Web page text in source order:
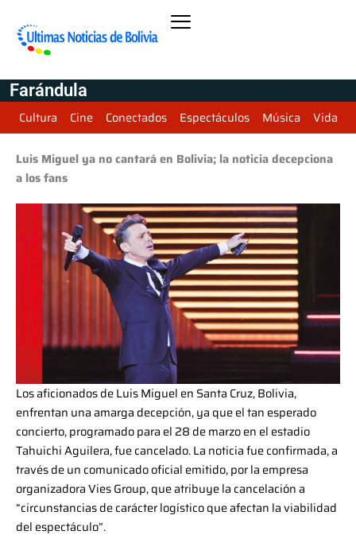
Farándula
Cultura Cine Conectados Espectáculos Música Vida
Luis Miguel ya no cantará en Bolivia; la noticia decepciona
a los fans
Los aficionados de Luis Miguel en Santa Cruz, Bolivia,
enfrentan una amarga decepción, ya que el tan esperado
concierto, programado para el 28 de marzo en el estadio
Tahuichi Aguilera, fue cancelado. La noticia fue confirmada, a
través de un comunicado oficial emitido, por la empresa
organizadora Vies Group, que atribuye la cancelación a
“circunstancias de carácter logístico que afectan la viabilidad
del espectáculo”.